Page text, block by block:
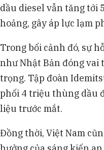
dầu diesel vẫn tăng tới
hoảng, gây áp lực lạm
Trong bối cảnh đó, sự
như Nhật Bản đóng vai
trọng. Tập đoàn
phối 4 triệu thùng dầu
liệu trước mắt.
Đồng thời, Việt Nam